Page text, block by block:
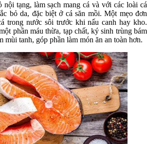
tạng, làm sạch mang cá và với các loài cá
bỏ da, đặc biệt ở cá săn mồi. Một mẹo đơn
trong nước sôi trước khi nấu canh hay kho.
phần máu thừa, tạp chất, ký sinh trùng bám
mùi tanh, góp phần làm món ăn an toàn hơn.